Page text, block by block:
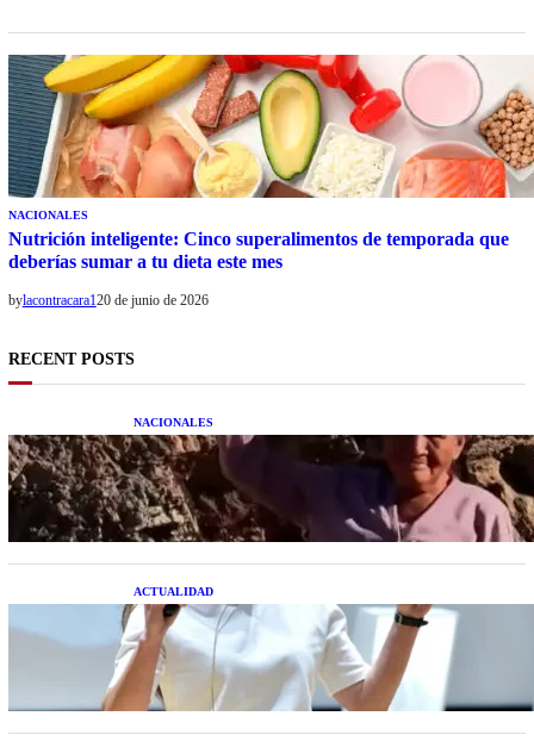
NACIONALES
Nutrición inteligente: Cinco superalimentos de temporada que
deberías sumar a tu dieta este mes
bylacontracara120 de junio de 2026
RECENT POSTS
NACIONALES
Una mujer asegura haber peleado con un
extraterrestre cuerpo a cuerpo
ACTUALIDAD
La startup creada por una salteña que busca
resolver el estrés financiero en Latinoamérica